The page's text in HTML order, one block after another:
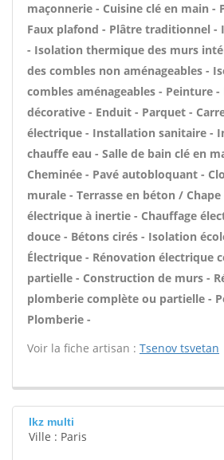
maçonnerie - Cuisine clé en main -
Faux plafond - Plâtre traditionnel -
- Isolation thermique des murs
des combles non aménageables -
combles aménageables - Peinture
décorative - Enduit - Parquet -
électrique - Installation sanitaire -
chauffe eau - Salle de bain clé en
Cheminée - Pavé autobloquant -
murale - Terrasse en béton /
électrique à inertie - Chauffage
douce - Bétons cirés - Isolation
Électrique - Rénovation électrique
partielle - Construction de murs -
plomberie complète ou partielle -
Plomberie -
Voir la fiche artisan : Tsenov tsvetan
Ikz multi
Ville : Paris